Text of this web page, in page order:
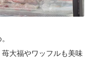
大福やワッフルも美味